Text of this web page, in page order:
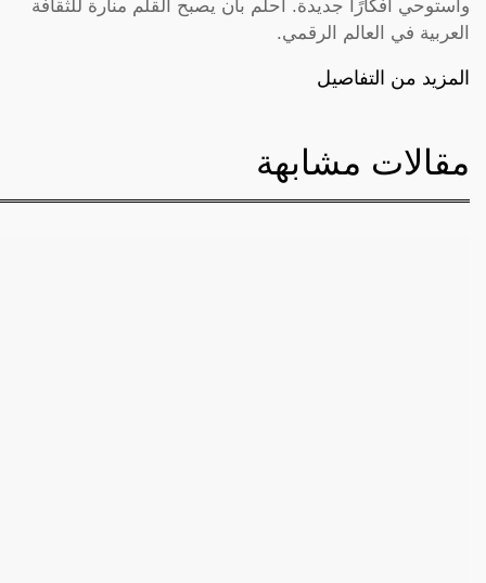
وأستوحي أفكارًا جديدة. أحلم بأن يصبح القلم منارة للثقافة
العربية في العالم الرقمي.
المزيد من التفاصيل
مقالات مشابهة